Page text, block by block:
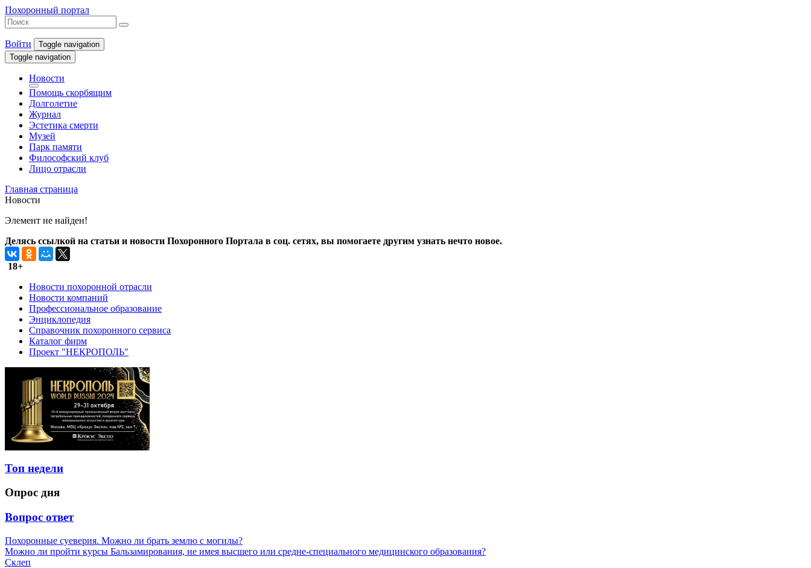
Похоронный портал
Войти
Toggle navigation
Toggle navigation
Новости
Помощь скорбящим
Долголетие
Журнал
Эстетика смерти
Музей
Парк памяти
Философский клуб
Лицо отрасли
Главная страница
Новости
Элемент не найден!
Делясь ссылкой на статьи и новости Похоронного Портала в соц. сетях, вы помогаете другим узнать нечто новое.
18+
Новости похоронной отрасли
Новости компаний
Профессиональное образование
Энциклопедия
Справочник похоронного сервиса
Каталог фирм
Проект "НЕКРОПОЛЬ"
Топ недели
Опрос дня
Вопрос ответ
Похоронные суеверия. Можно ли брать землю с могилы?
Можно ли пройти курсы Бальзамирования, не имея высшего или средне-специального медицинского образования?
Склеп